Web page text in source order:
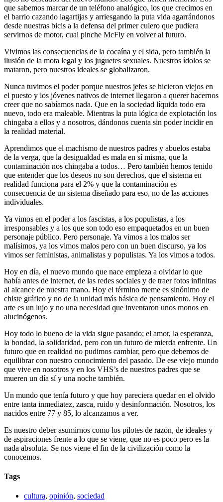
que sabemos marcar de un teléfono analógico, los que crecimos en
el barrio cazando lagartijas y arriesgando la puta vida agarrándonos
desde nuestras bicis a la defensa del primer culero que pudiera
servirnos de motor, cual pinche McFly en volver al futuro.
Vivimos las consecuencias de la cocaína y el sida, pero también la
ilusión de la mota legal y los juguetes sexuales. Nuestros ídolos se
mataron, pero nuestros ideales se globalizaron.
Nunca tuvimos el poder porque nuestros jefes se hicieron viejos en
el puesto y los jóvenes nativos de internet llegaron a querer hacernos
creer que no sabíamos nada. Que en la sociedad líquida todo era
nuevo, todo era maleable. Mientras la puta lógica de explotación los
chingaba a ellos y a nosotros, dándonos cuenta sin poder incidir en
la realidad material.
Aprendimos que el machismo de nuestros padres y abuelos estaba
de la verga, que la desigualdad es mala en sí misma, que la
contaminación nos chingaba a todos… Pero también hemos tenido
que entender que los deseos no son derechos, que el sistema en
realidad funciona para el 2% y que la contaminación es
consecuencia de un sistema diseñado para eso, no de las acciones
individuales.
Ya vimos en el poder a los fascistas, a los populistas, a los
irresponsables y a los que son todo eso empaquetados en un buen
personaje público. Pero personaje. Ya vimos a los malos ser
malísimos, ya los vimos malos pero con un buen discurso, ya los
vimos ser feministas, animalistas y populistas. Ya los vimos a todos.
Hoy en día, el nuevo mundo que nace empieza a olvidar lo que
había antes de internet, de las redes sociales y de traer fotos infinitas
al alcance de nuestra mano. Hoy el término meme es sinónimo de
chiste gráfico y no de la unidad más básica de pensamiento. Hoy el
arte es un lujo y no una necesidad que inventaron unos monos en
alucinógenos.
Hoy todo lo bueno de la vida sigue pasando; el amor, la esperanza,
la bondad, la solidaridad, pero con un futuro de mierda enfrente. Un
futuro que en realidad no pudimos cambiar, pero que debemos de
equilibrar con nuestro conocimiento del pasado. De ese viejo mundo
que vive en nosotros y en los VHS’s de nuestros padres que se
mueren un día sí y una noche también.
Un mundo que tenía futuro y que hoy pareciera quedar en el olvido
entre tanta inmediatez, zasca, ruido y desinformación. Nosotros, los
nacidos entre 77 y 85, lo alcanzamos a ver.
Es nuestro deber asumirnos como los pilotes de razón, de ideales y
de aspiraciones frente a lo que se viene, que no es poco pero es la
nada absoluta. Se nos viene el fin de la civilización como la
conocemos.
Tags
cultura, opinión, sociedad